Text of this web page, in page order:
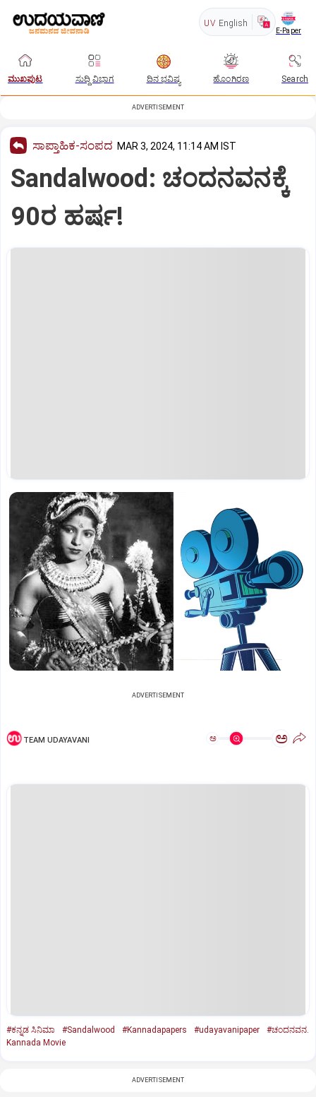
UV English
E-Paper
ಮುಖಪುಟ ಸುದ್ದಿ ವಿಭಾಗ ದಿನ ಭವಿಷ್ಯ ಹೊಂಗಿರಣ Search
ADVERTISEMENT
ಸಾಪ್ತಾಹಿಕ-ಸಂಪದ MAR 3, 2024, 11:14 AM IST
Sandalwood: ಚಂದನವನಕ್ಕೆ
90ರ ಹರ್ಷ!
ADVERTISEMENT
TEAM UDAYAVANI ಅ ಅ
#ಕನ್ನಡ ಸಿನಿಮಾ #Sandalwood #Kannadapapers #udayavanipaper
#ಚಂದನವನ.
Kannada Movie
ADVERTISEMENT